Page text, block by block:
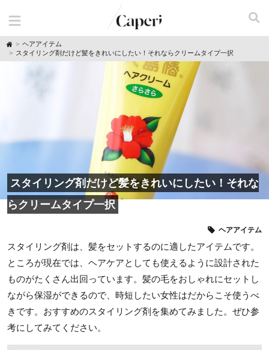
H
o
m
ヘアアイテム
スタイリング剤だけど髪をきれいにしたい！それならクリームタイプ一択
スタイリング剤だけど髪をきれいにしたい！それな
らクリームタイプ一択
ヘアアイテム
スタイリング剤は、髪をセットするのに適したアイテムです。
ところが現在では、ヘアケアとしても使えるように設計された
ものがたくさん出回っています。髪の毛をおしゃれにセットし
ながら保湿ができるので、時短したい女性はだからこそ使うべ
きです。おすすめのスタイリング剤を集めてみました。ぜひ参
考にしてみてください。